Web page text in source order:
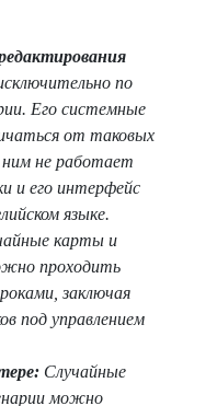
по
Его системные
от таковых
ним не работает
и его интерфейс
языке.
карты и
проходить
заключая
под управлением
Случайные
можно